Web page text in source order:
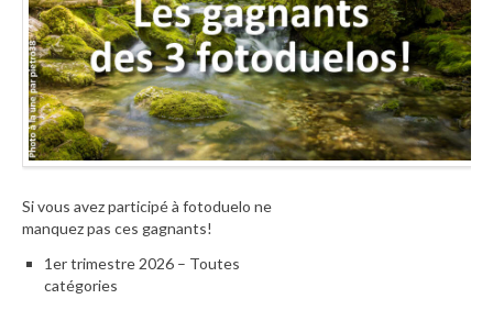
Si vous avez participé à fotoduelo ne
manquez pas ces gagnants!
1er trimestre 2026 – Toutes
catégories